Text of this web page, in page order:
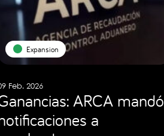
Expansion
Feb. 2026
ARCA mandó
a